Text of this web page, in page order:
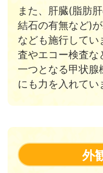
また、肝臓(脂肪
結石の有無など)
なども施行してい
査やエコー検査な
一つとなる甲状腺
にも力を入れてい
外